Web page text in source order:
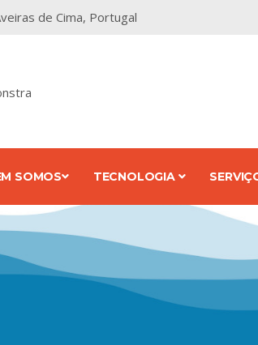
de Cima, Portugal
SOMOS TECNOLOGIA